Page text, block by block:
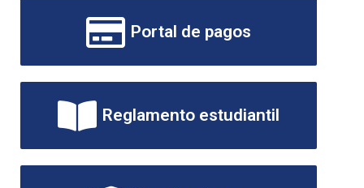
Portal de pagos
Reglamento estudiantil